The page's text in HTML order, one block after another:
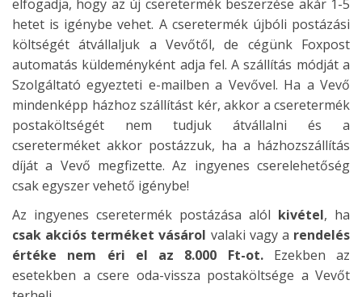
elfogadja, hogy az új cseretermék beszerzése akár 1-5
hetet is igénybe vehet. A cseretermék újbóli postázási
költségét átvállaljuk a Vevőtől, de cégünk Foxpost
automatás küldeményként adja fel. A szállítás módját a
Szolgáltató egyezteti e-mailben a Vevővel. Ha a Vevő
mindenképp házhoz szállítást kér, akkor a cseretermék
postaköltségét nem tudjuk átvállalni és a
csereterméket akkor postázzuk, ha a házhozszállítás
díját a Vevő megfizette. Az ingyenes cserelehetőség
csak egyszer vehető igénybe!
Az ingyenes cseretermék postázása alól kivétel, ha
csak akciós terméket vásárol valaki vagy a rendelés
értéke nem éri el az 8.000 Ft-ot.Ezekben az
esetekben a csere oda-vissza postaköltsége a Vevőt